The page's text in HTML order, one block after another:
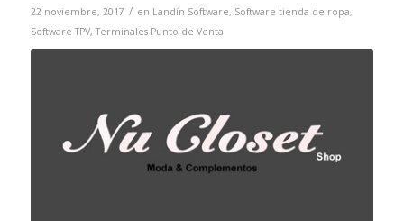
22 noviembre, 2017 / en Landín Software, Software tienda de ropa,
Software TPV,Terminales Punto de Venta